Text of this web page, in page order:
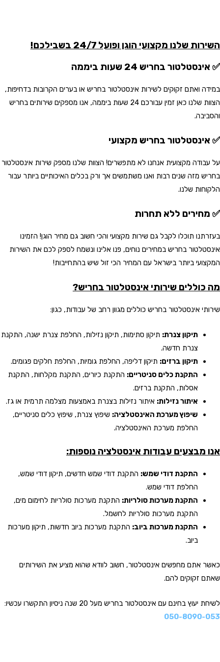
השירות שלנו מקצועי הוגן ופועל 24/7 בשבילכם!
✅ אינסטלטור בחריש 24 שעות ביממה
במידה ואתם זקוקים לשירות אינסטלטור בחריש או בערים הקרובות בדחיפות,
הצוות שלנו כאן זמין עבורכם 24 שעות ביממה, אנו מספקים שירותים בחריש
והסביבה.
✅ אינסטלטור בחריש מקצועי
על עבודה מקצועית אנחנו לא מתפשרים! הצוות שלנו מספק שירות אינסטלטור
בחריש מזה שנים רבות ואנו משתמשים אך ורק בכלים האיכותיים ביותר עבור
הלקוחות שלנו.
✅ מחירים ללא תחרות
בעזרתנו תוכלו לקבל גם שירות מקצועי והכי חשוב גם מחיר הוגן! הזמינו
אינסטלטור בחריש במחירים נוחים, פנו אלינו ונשמח לספק לכם את השירות
המקצועי ביותר בישראל עם המחיר הכי זול שיש בהתחייבות!
מה כוללים שירותי אינסטלטור בחריש?
שירותי אינסטלטור בחריש כוללים מגוון רחב של עבודות, כגון:
תיקון צנרת: תיקון סתימות, תיקון נזילות, החלפת צנרת ישנה, התקנת
צנרת חדשה.
תיקון ברזים: תיקון דליפה, החלפת גומיות, החלפת חלקים פגומים.
התקנת כלים סניטריים: התקנת כיורים, התקנת מקלחות, התקנת
אסלות, התקנת ברזים.
איתור נזילות: איתור נזילות בצנרת באמצעות מצלמה תרמית או גז.
שיפוץ מערכת האינסטלציה: שיפוץ צנרת, שיפוץ כלים סניטריים,
החלפת מערכת האינסטלציה.
אנו מבצעים עבודות אינסטלציה נוספות:
התקנת דודי שמש: התקנת דודי שמש חדשים, תיקון דודי שמש,
החלפת דודי שמש.
התקנת מערכות סולריות: התקנת מערכות סולריות לחימום מים,
התקנת מערכות סולריות לחשמל.
התקנת מערכות ביוב: התקנת מערכות ביוב חדשות, תיקון מערכות
ביוב.
כאשר אתם מחפשים אינסטלטור, חשוב לוודא שהוא מציע את השירותים
שאתם זקוקים להם.
לשיחת יעוץ בחינם עם אינסטלטור בחריש מעל 20 שנה ניסיון התקשרו עכשיו:
050-8090-053